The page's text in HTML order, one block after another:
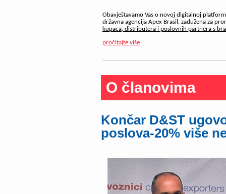
Obavještavamo Vas o novoj digitalnoj
državna agencija Apex Brasil, zadužena za
kupaca, distributera i poslovnih partnera s
pročitajte više
O članovima
Končar D&ST
poslova-20% više